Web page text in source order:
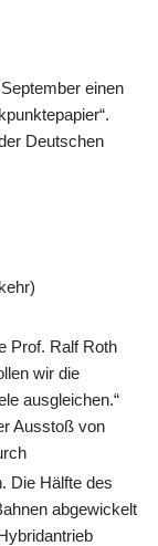
einen
Deutschen
Prof. Ralf Roth
wir die
ausgleichen.“
Ausstoß von
Die Hälfte des
abgewickelt